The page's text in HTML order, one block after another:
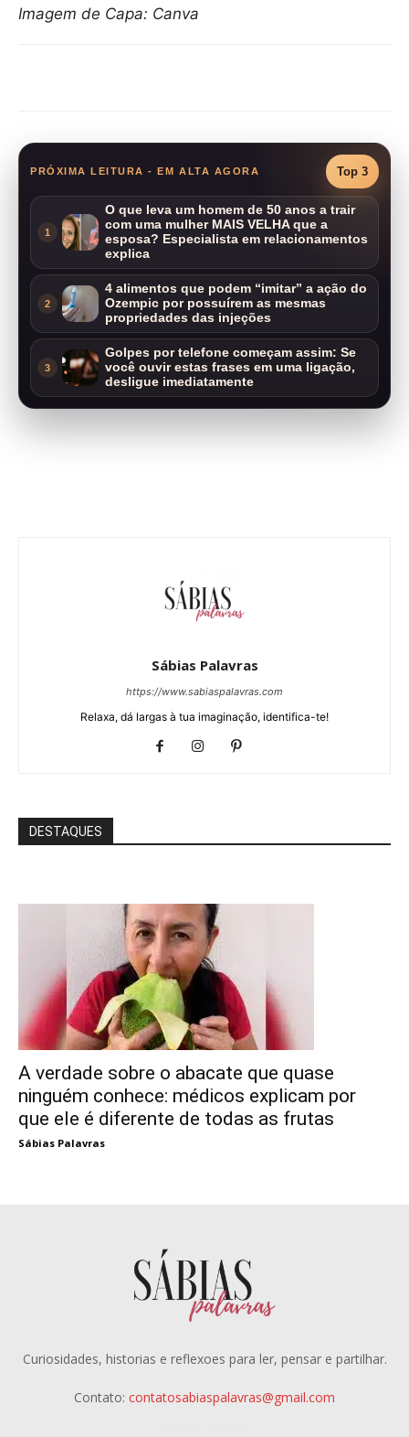
Imagem de Capa: Canva
PRÓXIMA LEITURA - EM ALTA AGORA Top 3
1
O que leva um homem de 50 anos a trair
com uma mulher MAIS VELHA que a
esposa? Especialista em relacionamentos
explica
2
4 alimentos que podem “imitar” a ação do
Ozempic por possuírem as mesmas
propriedades das injeções
3
Golpes por telefone começam assim: Se
você ouvir estas frases em uma ligação,
desligue imediatamente
Sábias Palavras
https://www.sabiaspalavras.com
Relaxa, dá largas à tua imaginação, identifica-te!
DESTAQUES
A verdade sobre o abacate que quase
ninguém conhece: médicos explicam por
que ele é diferente de todas as frutas
Sábias Palavras
Curiosidades, historias e reflexoes para ler, pensar e partilhar.
Contato: contatosabiaspalavras@gmail.com